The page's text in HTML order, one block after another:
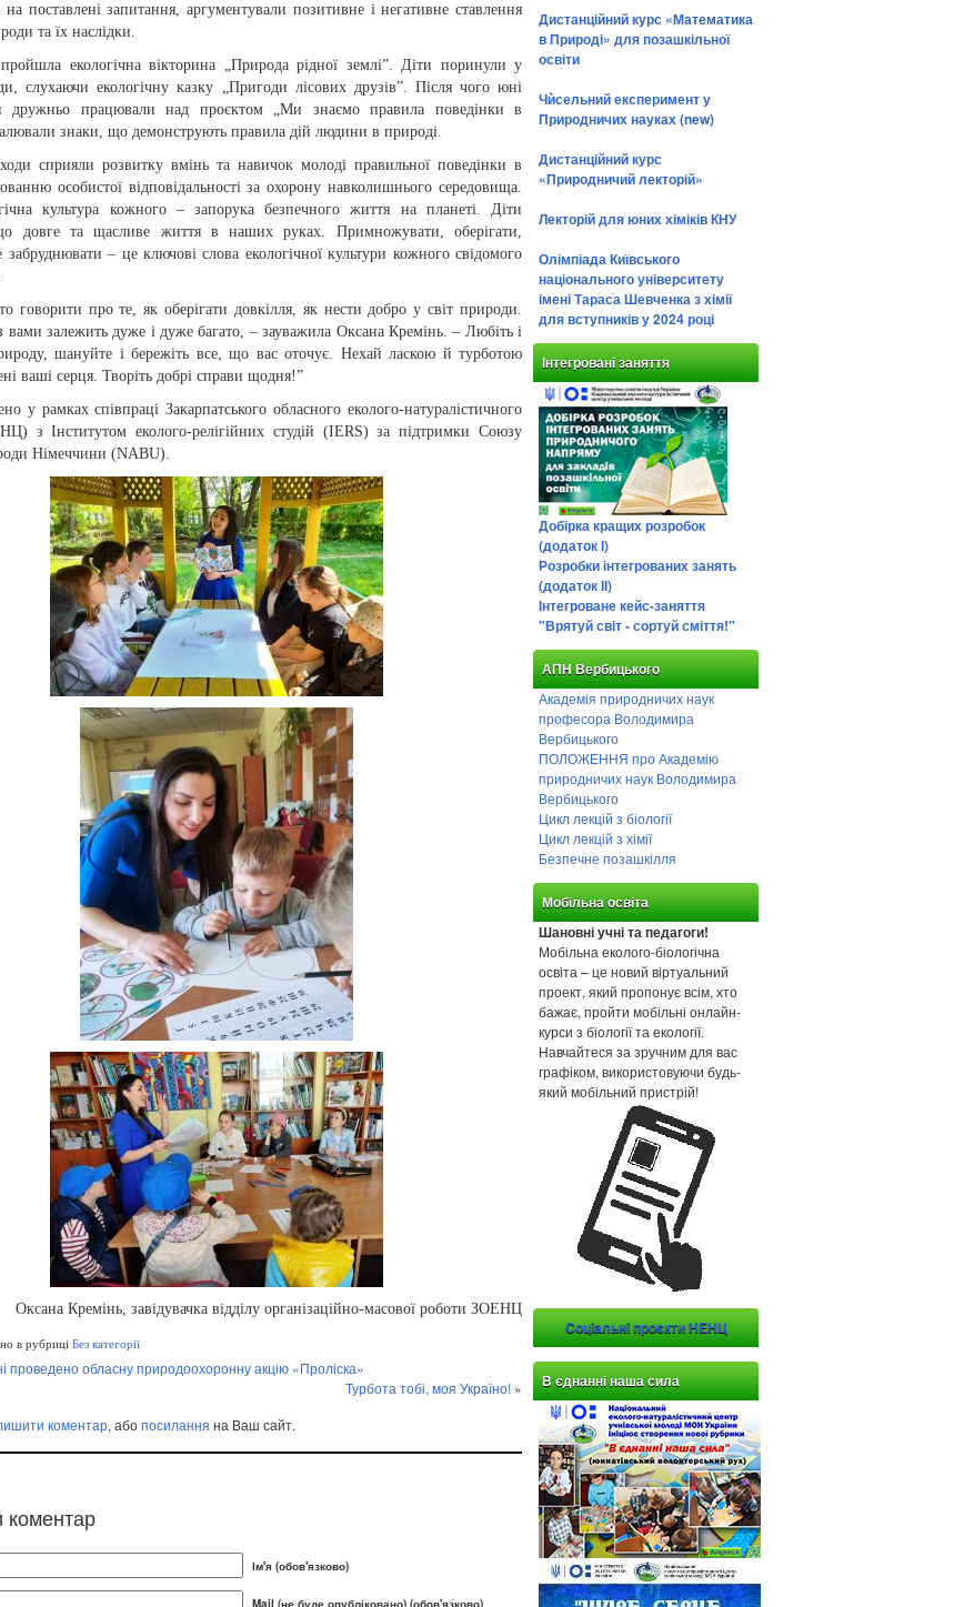
на поставлені запитання, аргументували позитивне і негативне ставлення
та їх наслідки.
екологічна вікторина „Природа рідної землі”. Діти поринули у
слухаючи екологічну казку „Пригоди лісових друзів”. Після чого юні
дружньо працювали над проєктом „Ми знаємо правила поведінки в
знаки, що демонструють правила дій людини в природі.
сприяли розвитку вмінь та навичок молоді правильної поведінки в
особистої відповідальності за охорону навколишнього середовища.
культура кожного – запорука безпечного життя на планеті. Діти
довге та щасливе життя в наших руках. Примножувати, оберігати,
забруднювати – це ключові слова екологічної культури кожного свідомого
говорити про те, як оберігати довкілля, як нести добро у світ природи.
вами залежить дуже і дуже багато, – зауважила Оксана Кремінь. – Любіть і
шануйте і бережіть все, що вас оточує. Нехай ласкою й турботою
ваші серця. Творіть добрі справи щодня!”
у рамках співпраці Закарпатського обласного еколого-натуралістичного
з Інститутом еколого-релігійних студій (IERS) за підтримки Союзу
Німеччини (NABU).
Оксана Кремінь, завідувачка відділу організаційно-масової роботи ЗОЕНЦ
в рубриці Без категорії
проведено обласну природоохоронну акцію «Проліска»
Турбота тобі, моя Україно! »
коментар, абопосилання на Ваш сайт.
Ім'я (обов'язково)
Дистанційний курс «Математика
в Природі» для позашкільної
освіти
Чѝсельний експеримент у
Природничих науках (new)
Дистанційний курс
«Природничий лекторій»
Лекторій для юних хіміків КНУ
Олімпіада Київського
національного університету
імені Тараса Шевченка з хімії
для вступників у 2024 році
Інтегровані заняття
Добірка кращих розробок
(додаток І)
Розробки інтегрованих занять
(додаток ІІ)
Інтегроване кейс-заняття
"Врятуй світ - сортуй сміття!"
АПН Вербицького
Академія природничих наук
професора Володимира
Вербицького
ПОЛОЖЕННЯ про Академію
природничих наук Володимира
Вербицького
Цикл лекцій з біології
Цикл лекцій з хімії
Безпечне позашкілля
Мобільна освіта
Шановні учні та педагоги!
Мобільна еколого-біологічна
освіта – це новий віртуальний
проект, який пропонує всім, хто
бажає, пройти мобільні онлайн-
курси з біології та екології.
Навчайтеся за зручним для вас
графіком, використовуючи будь-
який мобільний пристрій!
Соціальні проєкти НЕНЦ
В єднанні наша сила